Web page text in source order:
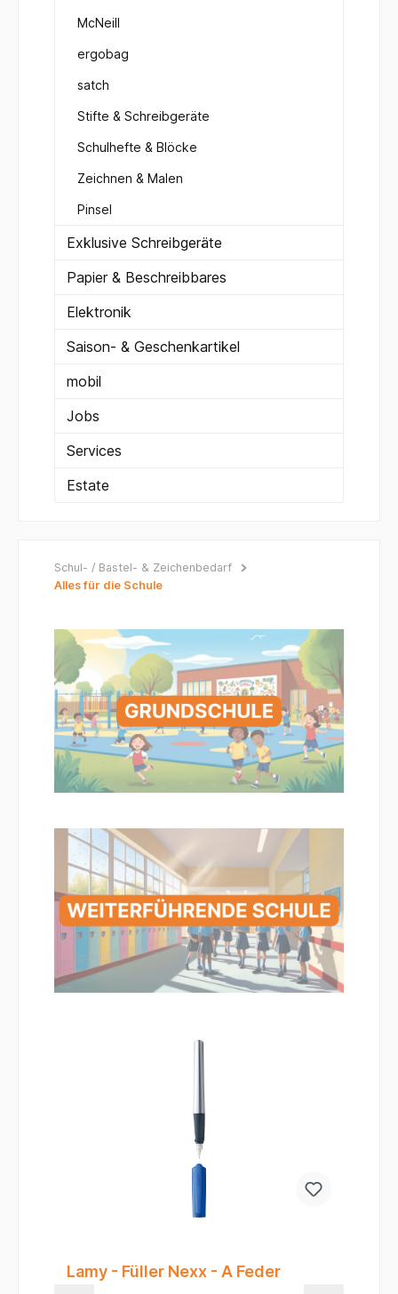
McNeill
ergobag
satch
Stifte & Schreibgeräte
Schulhefte & Blöcke
Zeichnen & Malen
Pinsel
Exklusive Schreibgeräte
Papier & Beschreibbares
Elektronik
Saison- & Geschenkartikel
mobil
Jobs
Services
Estate
Schul- / Bastel- & Zeichenbedarf
Alles für die Schule
Lamy - Füller Nexx - A Feder